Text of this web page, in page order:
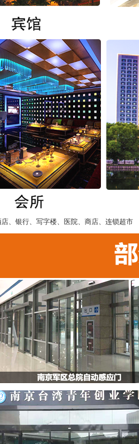
、银行、写字楼、医院、商店、连锁超市